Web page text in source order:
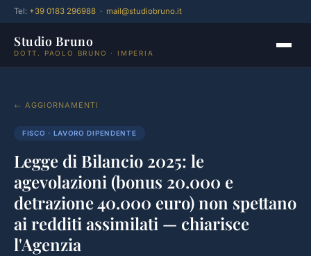
Tel: +39 0183 296988 · mail@studiobruno.it
Studio Bruno
DOTT. PAOLO BRUNO · IMPERIA
← AGGIORNAMENTI
FISCO · LAVORO DIPENDENTE
Legge di Bilancio 2025: le
agevolazioni (bonus 20.000 e
detrazione 40.000 euro) non spettano
ai redditi assimilati — chiarisce
l'Agenzia